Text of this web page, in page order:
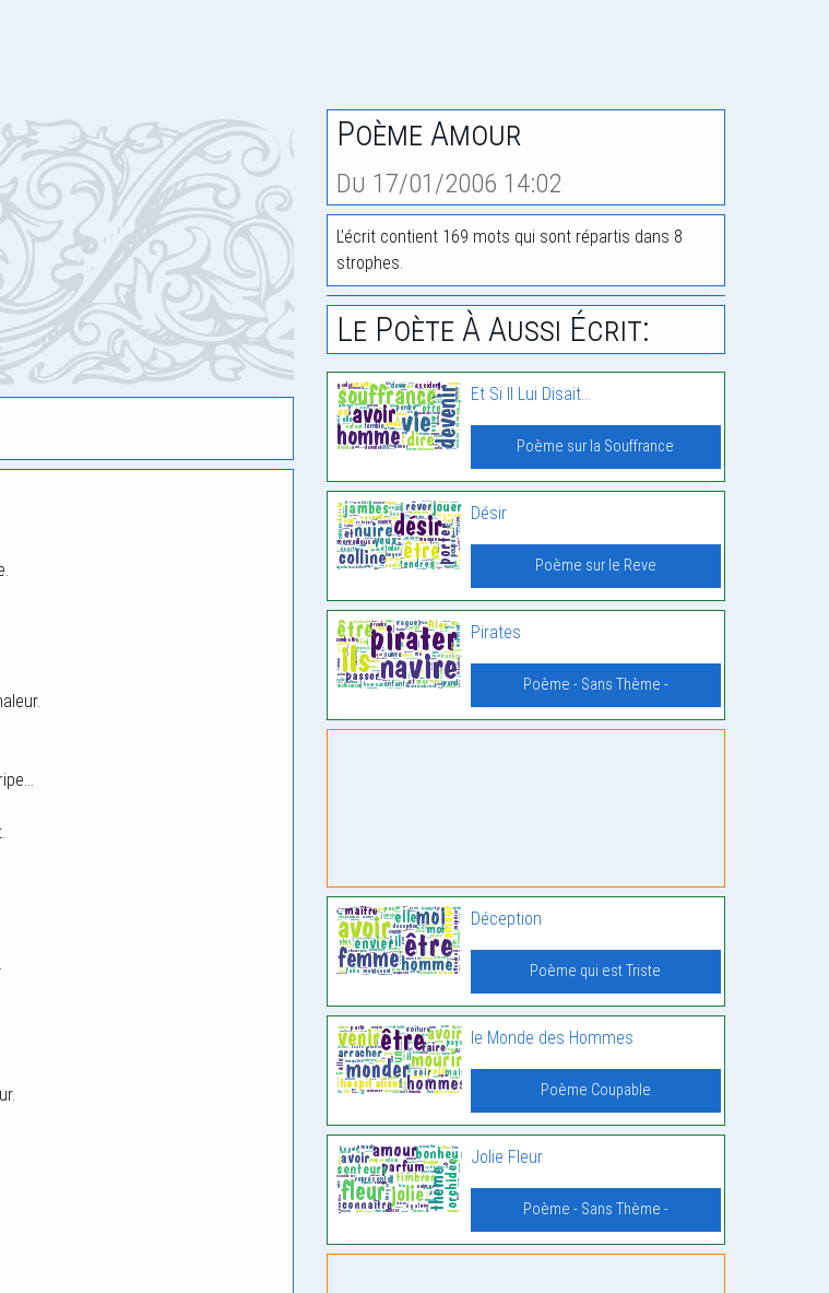
Poème Amour
Du 17/01/2006 14:02
L'écrit contient 169 mots qui sont répartis dans 8
strophes.
Le Poète À Aussi Écrit:
Et Si Il Lui Disait…
Poème sur la Souffrance
Désir
Poème sur le Reve
Pirates
Poème - Sans Thème -
Déception
Poème qui est Triste
le Monde des Hommes
Poème Coupable
Jolie Fleur
Poème - Sans Thème -